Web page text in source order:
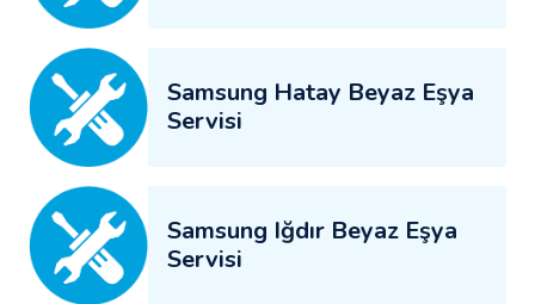
Samsung Hatay Beyaz Eşya
Servisi
Samsung Iğdır Beyaz Eşya
Servisi